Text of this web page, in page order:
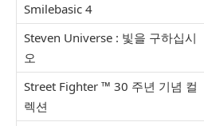
Smilebasic 4
Steven Universe : 빛을 구하십시
오
Street Fighter ™ 30 주년 기념 컬
렉션